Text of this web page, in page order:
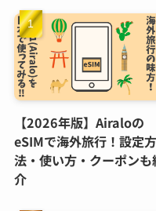
【2026年版】Airaloの
eSIMで海外旅行！設定方
法・使い方・クーポンも
介